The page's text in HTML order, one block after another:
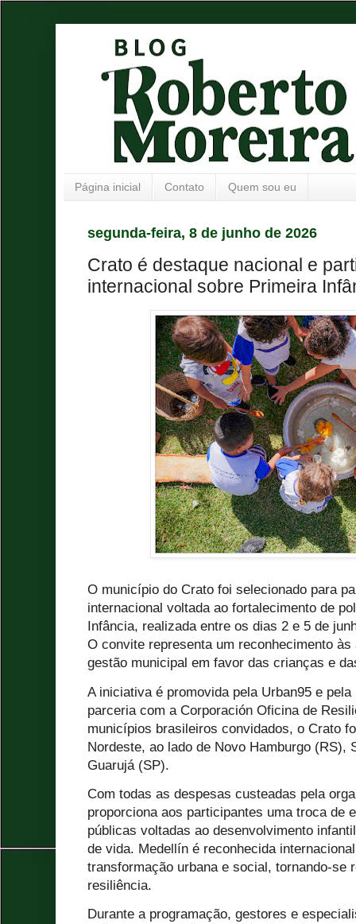
Página inicial Contato Quem sou eu
segunda-feira, 8 de junho de 2026
Crato é destaque nacional e
internacional sobre Primeira
O município do Crato foi selecionado para
internacional voltada ao fortalecimento de
Infância, realizada entre os dias 2 e 5 de
O convite representa um reconhecimento
gestão municipal em favor das crianças e
A iniciativa é promovida pela Urban95 e pela
parceria com a Corporación Oficina de
municípios brasileiros convidados, o Crato
Nordeste, ao lado de Novo Hamburgo (RS),
Guarujá (SP).
Com todas as despesas custeadas pela
proporciona aos participantes uma troca de
públicas voltadas ao desenvolvimento
de vida. Medellín é reconhecida
transformação urbana e social, tornando-se
resiliência.
Durante a programação, gestores e